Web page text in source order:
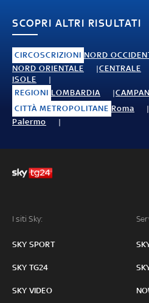
SCOPRI ALTRI RISULTATI
CIRCOSCRIZIONI NORD
NORD ORIENTALE
CENTRALE
ISOLE
REGIONI LOMBARDIA
CITTÀ METROPOLITANE Roma
Palermo
I siti Sky:
SKY SPORT
SKY TG24
SKY VIDEO